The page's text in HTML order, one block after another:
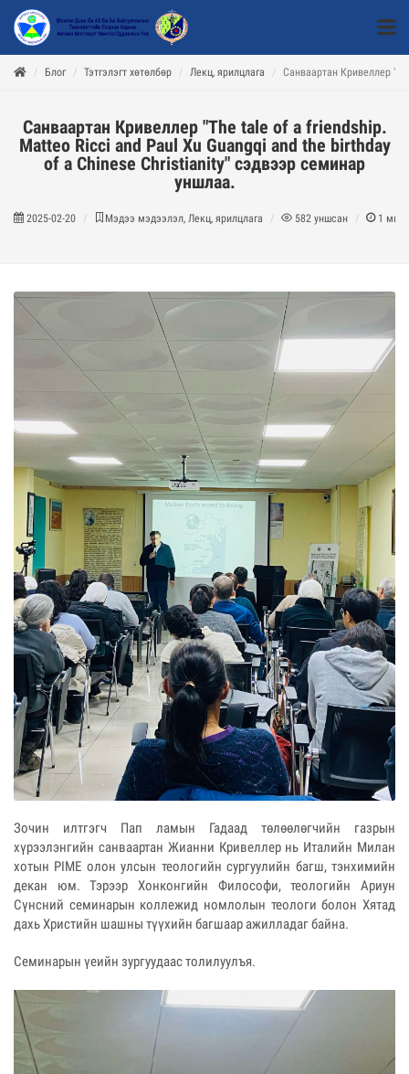
Блог Тэтгэлэгт хөтөлбөр Лекц, ярилцлага Санваартан Кривеллер
Санваартан Кривеллер "The tale of a friendship.
Matteo Ricci and Paul Xu Guangqi and the birthday
of a Chinese Christianity" сэдвээр семинар
уншлаа.
2025-02-20 Мэдээ мэдээлэл, Лекц, ярилцлага 582 уншсан 1
Зочин илтгэгч Пап ламын Гадаад төлөөлөгчийн газрын
хүрээлэнгийн санваартан Жианни Кривеллер нь Италийн Милан
хотын PIME олон улсын теологийн сургуулийн багш, тэнхимийн
декан юм. Тэрээр Хонконгийн Философи, теологийн Ариун
Сүнсний семинарын коллежид номлолын теологи болон Хятад
дахь Христийн шашны түүхийн багшаар ажилладаг байна.
Семинарын үеийн зургуудаас толилуулъя.